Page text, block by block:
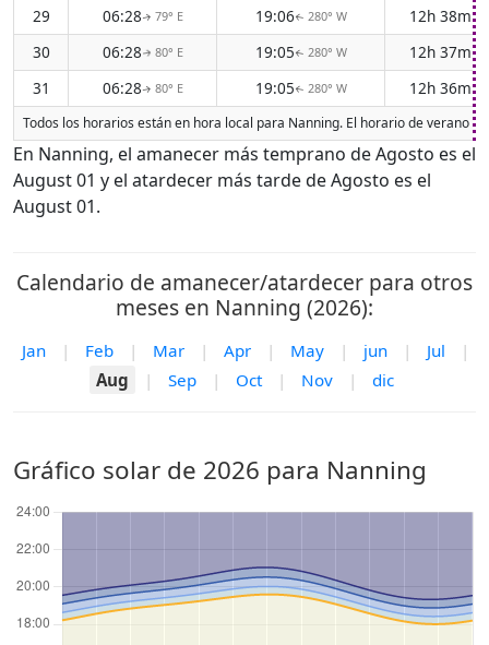
29 06:28↑ 79° E 19:06↑ 280° W
12h 38m
30
06:28↑ 80° E 19:05↑ 280° W
12h 37m
31
06:28↑ 80° E 19:05↑ 280° W 12h 36m
Todos los horarios están en hora local para Nanning. El horario de verano
En Nanning, el amanecer más temprano de Agosto es el
August 01 y el atardecer más tarde de Agosto es el
August 01.
Calendario de amanecer/atardecer para otros
meses en Nanning (2026):
Jan | Feb | Mar | Apr | May | jun | Jul
|
Aug
| Sep | Oct | Nov | dic
Gráfico solar de 2026 para Nanning